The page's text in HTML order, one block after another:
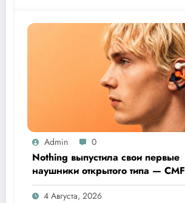
Admin 0
Nothing выпустила свои первые
наушники открытого типа — CMF
Clip Pro
4 Августа, 2026